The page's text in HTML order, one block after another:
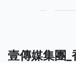
壹傳媒集團